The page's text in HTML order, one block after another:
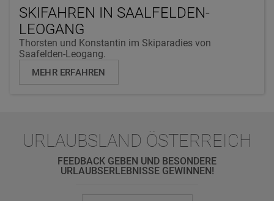
SKIFAHREN IN SAALFELDEN-
LEOGANG
Thorsten und Konstantin im Skiparadies von
Saafelden-Leogang.
MEHR ERFAHREN
URLAUBSLAND ÖSTERREICH
FEEDBACK GEBEN UND BESONDERE
URLAUBSERLEBNISSE GEWINNEN!